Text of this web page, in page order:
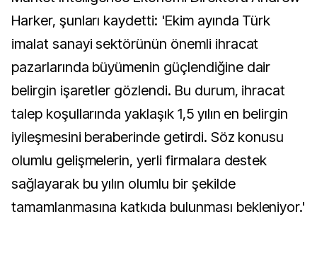
Harker, şunları kaydetti: 'Ekim ayında Türk
imalat sanayi sektörünün önemli ihracat
pazarlarında büyümenin güçlendiğine dair
belirgin işaretler gözlendi. Bu durum, ihracat
talep koşullarında yaklaşık 1,5 yılın en belirgin
iyileşmesini beraberinde getirdi. Söz konusu
olumlu gelişmelerin, yerli firmalara destek
sağlayarak bu yılın olumlu bir şekilde
tamamlanmasına katkıda bulunması bekleniyor.'